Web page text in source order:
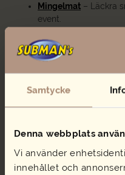
Samtycke
Denna webbplats
Vi använder
innehållet och
Mingelmat – Läckra
event.
Vad kostar catering i
överraskningar. Genom vår
allt kostar och kan
hållbarhet